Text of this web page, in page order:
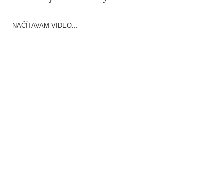
NAČÍTAVAM VIDEO...